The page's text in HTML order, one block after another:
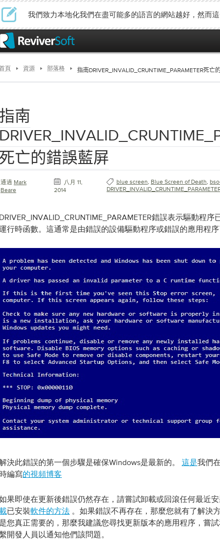
我們致力本地化我們在盡可能多的語言的網站越好，然而
頁 資源 部落格 指南DRIVER_INVALID_CRUNTIME_PARAMETER死亡
南
亡的錯誤藍屏
通過 Mark
Beare
八月 11,
2014
blue screen, Blue Screen of Death,
錯誤表示驅動程
行時函數。這通常是由錯誤的設備驅動程序或錯誤的應用程
決此錯誤的第一個步驟是確保Windows是最新的。 這是我們
編寫的視頻博客
果即使在更新後錯誤仍然存在，請嘗試卸載或回滾任何最近
已安裝軟件的方法 。如果錯誤不再存在，那麼您就有了解決
您真正需要的，那麼我建議您尋找更新版本的應用程序，嘗
開發人員以通知他們該問題。